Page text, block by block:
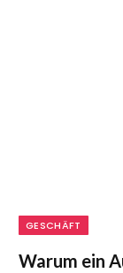
GESCHÄFT
Warum ein